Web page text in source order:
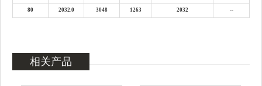
80 2032.0 3048 1263 2032 --
相关产品